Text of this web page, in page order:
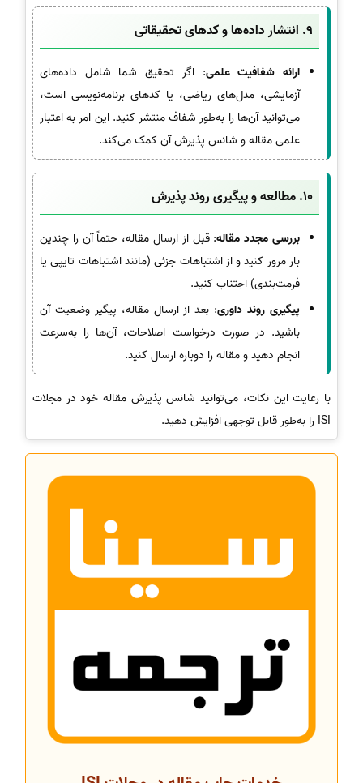
9. انتشار داده‌ها و کدهای تحقیقاتی
ارائه شفافیت علمی: اگر تحقیق شما شامل داده‌های
آزمایشی، مدل‌های ریاضی، یا کدهای برنامه‌نویسی است،
می‌توانید آن‌ها را به‌طور شفاف منتشر کنید. این امر به اعتبار
علمی مقاله و شانس پذیرش آن کمک می‌کند.
10. مطالعه و پیگیری روند پذیرش
بررسی مجدد مقاله: قبل از ارسال مقاله، حتماً آن را چندین
بار مرور کنید و از اشتباهات جزئی (مانند اشتباهات تایپی یا
فرمت‌بندی) اجتناب کنید.
پیگیری روند داوری: بعد از ارسال مقاله، پیگیر وضعیت آن
باشید. در صورت درخواست اصلاحات، آن‌ها را به‌سرعت
انجام دهید و مقاله را دوباره ارسال کنید.
با رعایت این نکات، می‌توانید شانس پذیرش مقاله خود در مجلات
ISI را به‌طور قابل توجهی افزایش دهید.